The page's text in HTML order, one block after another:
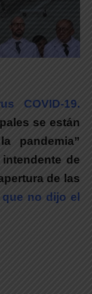
COVID-19.
se están
pandemia”
de
de las
que no dijo el